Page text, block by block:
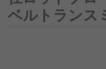
ベルトランス